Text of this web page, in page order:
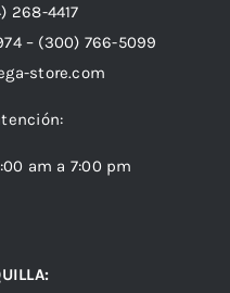
268-4417
– (300) 766-5099
store.com
am a 7:00 pm